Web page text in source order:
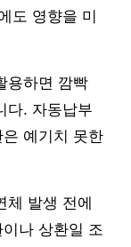
도 영향을 미
용하면 깜빡
다. 자동납부
예기치 못한
발생 전에
나 상환일 조